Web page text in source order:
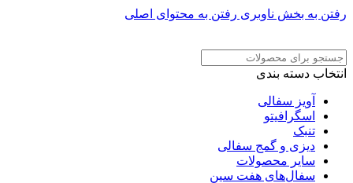
رفتن به بخش ناوبری رفتن به محتوای اصلی
انتخاب دسته بندی
آویز سفالی
اسگرافیتو
تنبک
دیزی و گمج سفالی
سایر محصولات
سفال‌های هفت‌ سین